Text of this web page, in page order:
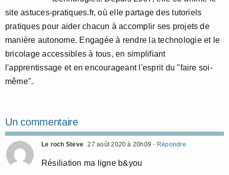
site astuces-pratiques.fr, où elle partage des tutoriels
pratiques pour aider chacun à accomplir ses projets de
manière autonome. Engagée à rendre la technologie et le
bricolage accessibles à tous, en simplifiant
l'apprentissage et en encourageant l'esprit du "faire soi-
même".
Un commentaire
Le roch Steve 27 août 2020 à 20h09 - Répondre
Résiliation ma ligne b&you